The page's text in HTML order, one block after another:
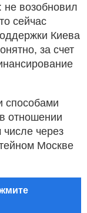
не возобновил
сейчас
Киева
за счет
способами
отношении
через
Москве